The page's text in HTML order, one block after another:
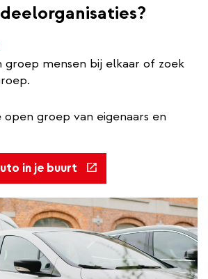
groep mensen bij elkaar of zoek
open groep van eigenaars en
in je buurt (externe
link)